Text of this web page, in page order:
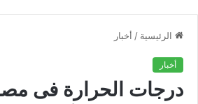
الرئيسية / أخبار
أخبار
درجات الحرارة فى